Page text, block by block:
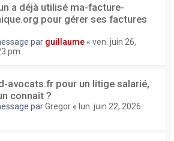
a déjà utilisé ma-facture-
pour gérer ses factures
par guillaume « ven. juin 26,
pm
avocats.fr pour un litige salarié,
connaît ?
parGregor « lun. juin 22, 2026